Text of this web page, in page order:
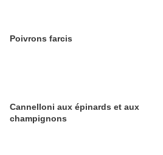
Poivrons farcis
Cannelloni aux épinards et aux
champignons